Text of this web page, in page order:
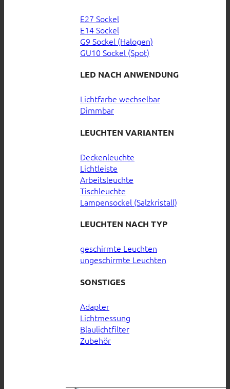
E27 Sockel
E14 Sockel
G9 Sockel (Halogen)
GU10 Sockel (Spot)
LED NACH ANWENDUNG
Lichtfarbe wechselbar
Dimmbar
LEUCHTEN VARIANTEN
Deckenleuchte
Lichtleiste
Arbeitsleuchte
Tischleuchte
Lampensockel (Salzkristall)
LEUCHTEN NACH TYP
geschirmte Leuchten
ungeschirmte Leuchten
SONSTIGES
Adapter
Lichtmessung
Blaulichtfilter
Zubehör